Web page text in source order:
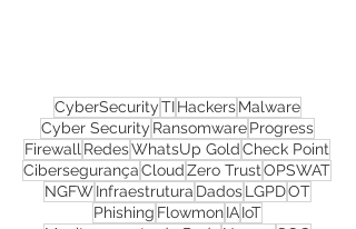
CyberSecurityTIHackersMalware
Cyber SecurityRansomwareProgress
FirewallRedesWhatsUp Gold Check Point
CibersegurançaCloudZero Trust